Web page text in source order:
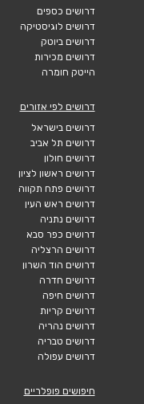
דרושים כספים
דרושים לוגיסטיקה
דרושים ביוטק
דרושים מכירות
הייטק חומרה
דרושים לפי אזורים
דרושים בישראל
דרושים תל אביב
דרושים חולון
דרושים ראשון לציון
דרושים פתח תקווה
דרושים ראש העין
דרושים נתניה
דרושים כפר סבא
דרושים הרצליה
דרושים הוד השרון
דרושים חדרה
דרושים חיפה
דרושים קריות
דרושים נהריה
דרושים טבריה
דרושים עפולה
חיפושים פופלריים